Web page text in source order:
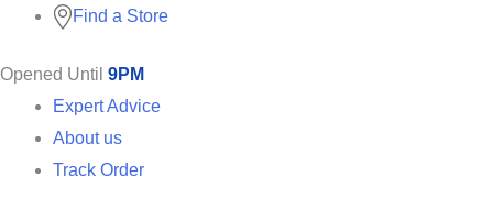
Find a Store
Opened Until 9PM
Expert Advice
About us
Track Order